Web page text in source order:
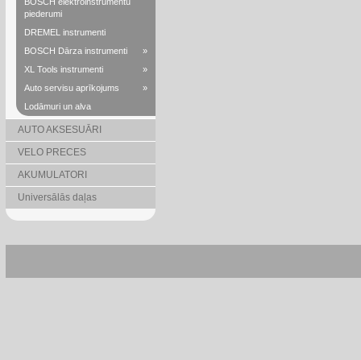
piederumi
DREMEL instrumenti
BOSCH Dārza instrumenti
»
XL Tools instrumenti
»
Auto servisu aprīkojums
»
Lodāmuri un alva
AUTO AKSESUĀRI
VELO PRECES
AKUMULATORI
Universālās daļas